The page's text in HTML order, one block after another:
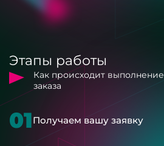
Этапы работы
Как происходит выполнение
заказа
01Получаем вашу заявку